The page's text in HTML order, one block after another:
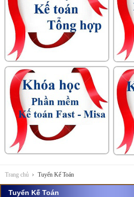
Trang chủ Tuyển Kế Toán
Tuyển Kế Toán